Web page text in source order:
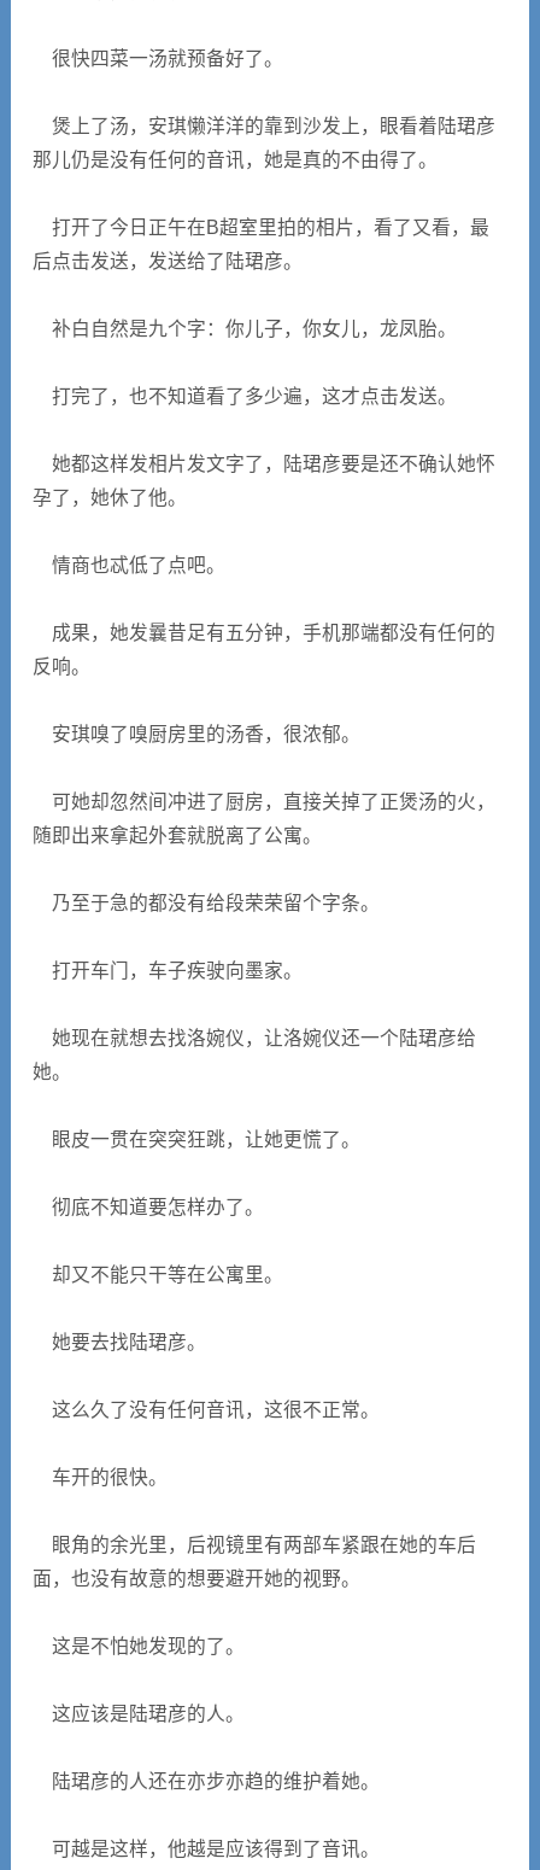
很快四菜一汤就预备好了。
煲上了汤，安琪懒洋洋的靠到沙发上，眼看着陆珺彦
那儿仍是没有任何的音讯，她是真的不由得了。
打开了今日正午在B超室里拍的相片，看了又看，最
后点击发送，发送给了陆珺彦。
补白自然是九个字：你儿子，你女儿，龙凤胎。
打完了，也不知道看了多少遍，这才点击发送。
她都这样发相片发文字了，陆珺彦要是还不确认她怀
孕了，她休了他。
情商也忒低了点吧。
成果，她发曩昔足有五分钟，手机那端都没有任何的
反响。
安琪嗅了嗅厨房里的汤香，很浓郁。
可她却忽然间冲进了厨房，直接关掉了正煲汤的火，
随即出来拿起外套就脱离了公寓。
乃至于急的都没有给段荣荣留个字条。
打开车门，车子疾驶向墨家。
她现在就想去找洛婉仪，让洛婉仪还一个陆珺彦给
她。
眼皮一贯在突突狂跳，让她更慌了。
彻底不知道要怎样办了。
却又不能只干等在公寓里。
她要去找陆珺彦。
这么久了没有任何音讯，这很不正常。
车开的很快。
眼角的余光里，后视镜里有两部车紧跟在她的车后
面，也没有故意的想要避开她的视野。
这是不怕她发现的了。
这应该是陆珺彦的人。
陆珺彦的人还在亦步亦趋的维护着她。
可越是这样，他越是应该得到了音讯。